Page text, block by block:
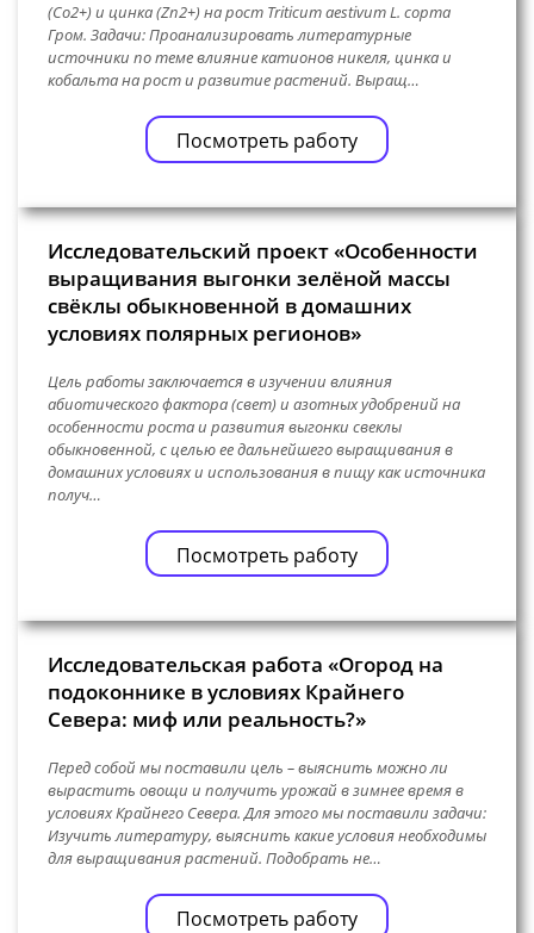
(Co2+) и цинка (Zn2+) на рост Triticum aestivum L. сорта
Гром. Задачи: Проанализировать литературные
источники по теме влияние катионов никеля, цинка и
кобальта на рост и развитие растений. Выращ…
Посмотреть работу
Исследовательский проект «Особенности
выращивания выгонки зелёной массы
свёклы обыкновенной в домашних
условиях полярных регионов»
Цель работы заключается в изучении влияния
абиотического фактора (свет) и азотных удобрений на
особенности роста и развития выгонки свеклы
обыкновенной, с целью ее дальнейшего выращивания в
домашних условиях и использования в пищу как источника
получ…
Посмотреть работу
Исследовательская работа «Огород на
подоконнике в условиях Крайнего
Севера: миф или реальность?»
Перед собой мы поставили цель – выяснить можно ли
вырастить овощи и получить урожай в зимнее время в
условиях Крайнего Севера. Для этого мы поставили задачи:
Изучить литературу, выяснить какие условия необходимы
для выращивания растений. Подобрать не…
Посмотреть работу